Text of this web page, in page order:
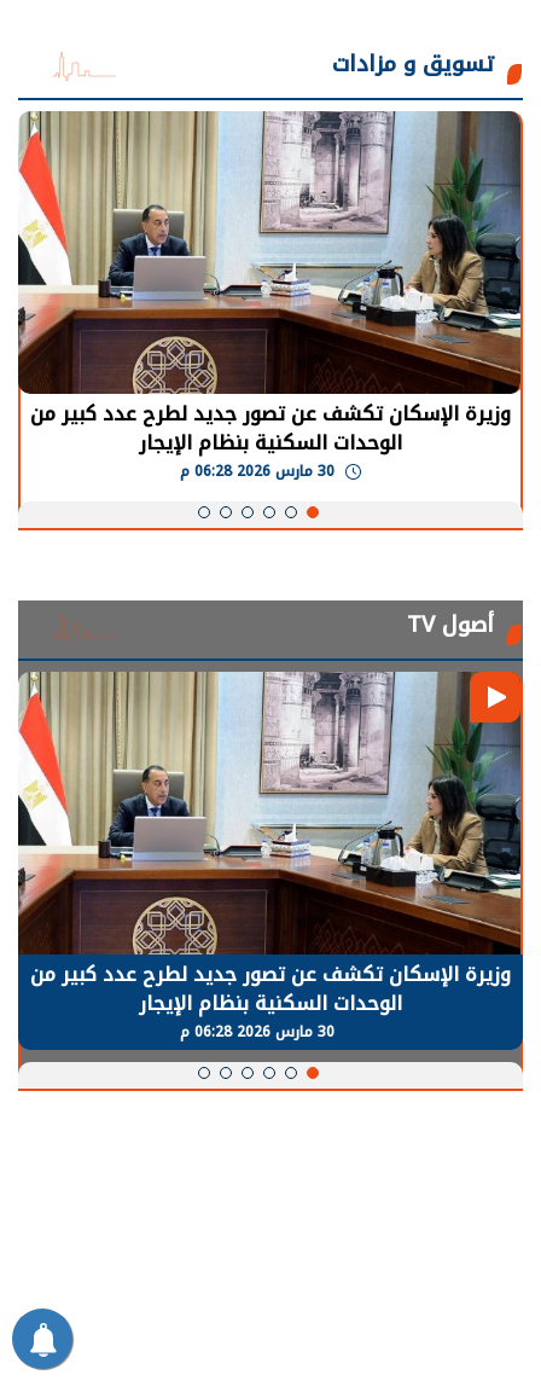
تسويق و مزادات
الرئيس السيسي: توقف الأنشطة في قطاع الطاقة
يحتاج إلى سنوات لعودة معدلات الإنتاج الطبيعية
أصول TV
الرئيس السيسي: توقف الأنشطة في قطاع الطاقة
يحتاج إلى سنوات لعودة معدلات الإنتاج الطبيعية